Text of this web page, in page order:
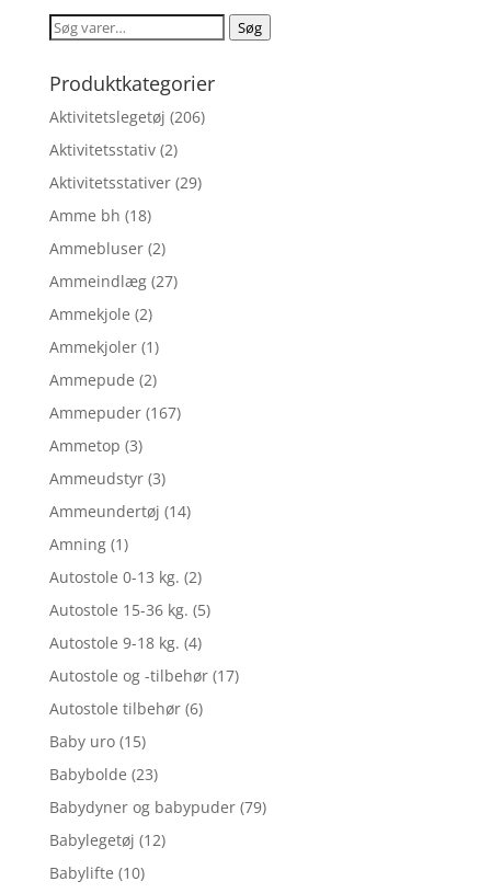
var:
kr. 59,95.
er:
kr. 38,97.
Søg
Søg
Produktkategorier
Aktivitetslegetøj (206)
Aktivitetsstativ (2)
Aktivitetsstativer (29)
Amme bh (18)
Ammebluser (2)
Ammeindlæg (27)
Ammekjole (2)
Ammekjoler (1)
Ammepude (2)
Ammepuder (167)
Ammetop (3)
Ammeudstyr (3)
Ammeundertøj (14)
Amning (1)
Autostole 0-13 kg. (2)
Autostole 15-36 kg. (5)
Autostole 9-18 kg. (4)
Autostole og -tilbehør (17)
Autostole tilbehør (6)
Baby uro (15)
Babybolde (23)
Babydyner og babypuder (79)
Babylegetøj (12)
Babylifte (10)